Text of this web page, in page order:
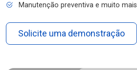
Manutenção preventiva e muito mais
Solicite uma demonstração